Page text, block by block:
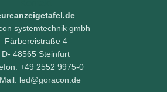
systemtechnik gmbh
Färbereistraße 4
D- 48565 Steinfurt
+49 2552 9975-0
led@goracon.de